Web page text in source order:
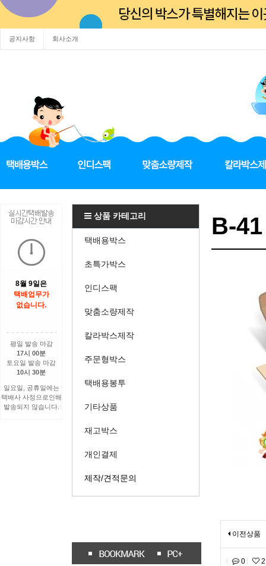
공지사항 회사소개
8월 9일은
택배업무가
없습니다.
평일 발송 마감
17시 00분
토요일 발송 마감
10시 30분
일요일, 공휴일에는
택배사 사정으로인해
발송되지 않습니다.
상품 카테고리
택배용박스
초특가박스
인디스팩
맞춤소량제작
칼라박스제작
주문형박스
택배용봉투
기타상품
재고박스
개인결제
제작/견적문의
B-
이전상품
0 2